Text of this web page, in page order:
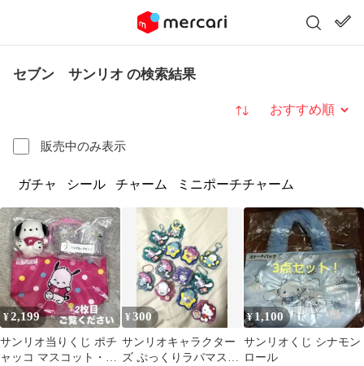
セブン サンリオ の検索結果
販売中のみ表示
並び替え
ガチャ シール チャーム ミニポーチチャーム
¥2,199
サンリオ当りくじ ポチ
ャッコ マスコット・ミ
¥300
サンリオキャラクター
ズ ぷっくりラバマスグ
¥1,100
サンリオくじ シナモン
ロール